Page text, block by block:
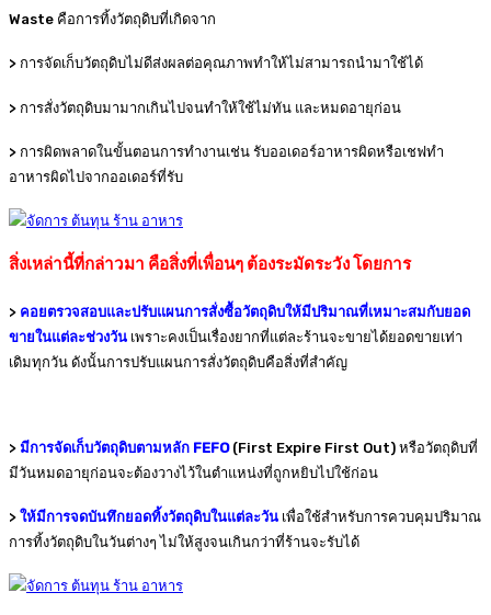
Waste คือการทิ้งวัตถุดิบที่เกิดจาก
> การจัดเก็บวัตถุดิบไม่ดีส่งผลต่อคุณภาพทำให้ไม่สามารถนำมาใช้ได้
> การสั่งวัตถุดิบมามากเกินไปจนทำให้ใช้ไม่ทัน และหมดอายุก่อน
> การผิดพลาดในขั้นตอนการทำงานเช่น รับออเดอร์อาหารผิดหรือเชฟทำ
อาหารผิดไปจากออเดอร์ที่รับ
สิ่งเหล่านี้ที่กล่าวมา คือสิ่งที่เพื่อนๆ ต้องระมัดระวัง โดยการ
> คอยตรวจสอบและปรับแผนการสั่งซื้อวัตถุดิบให้มีปริมาณที่เหมาะสมกับยอด
ขายในแต่ละช่วงวัน เพราะคงเป็นเรื่องยากที่แต่ละร้านจะขายได้ยอดขายเท่า
เดิมทุกวัน ดังนั้นการปรับแผนการสั่งวัตถุดิบคือสิ่งที่สำคัญ
> มีการจัดเก็บวัตถุดิบตามหลัก FEFO(First Expire First Out) หรือวัตถุดิบที่
มีวันหมดอายุก่อนจะต้องวางไว้ในตำแหน่งที่ถูกหยิบไปใช้ก่อน
> ให้มีการจดบันทึกยอดทิ้งวัตถุดิบในแต่ละวัน เพื่อใช้สำหรับการควบคุมปริมาณ
การทิ้งวัตถุดิบในวันต่างๆ ไม่ให้สูงจนเกินกว่าที่ร้านจะรับได้